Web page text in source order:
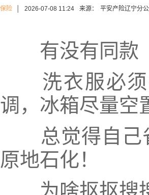
保险 2026-07-08 11:24 来源： 平安产险辽宁分公
有没有同款
洗衣服必须
调，冰箱尽量
总觉得自己省
原地石化！